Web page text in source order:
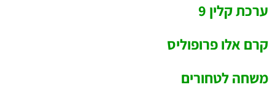
ערכת קלין 9
קרם אלו פרופוליס
משחה לטחורים